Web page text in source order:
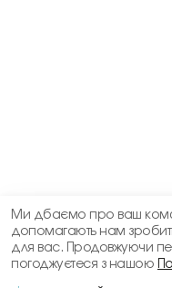
Ми дбаємо про ваш
допомагають нам
для вас. Продовжуючи
погоджуєтеся з нашою